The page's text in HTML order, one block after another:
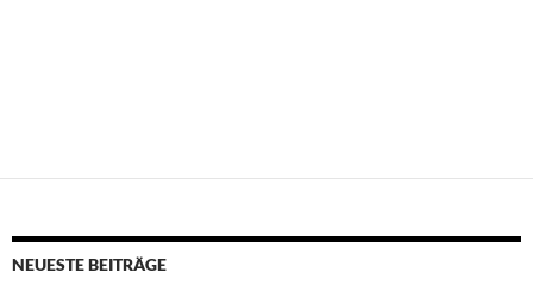
NEUESTE BEITRÄGE